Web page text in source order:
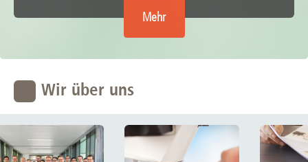
Mehr
Wir über uns